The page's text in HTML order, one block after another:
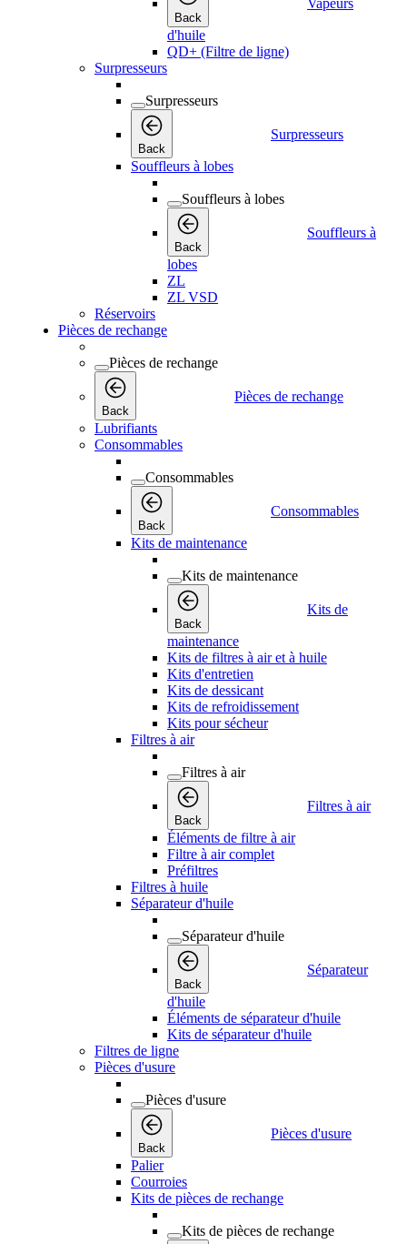
Back
Vapeurs
d'huile
QD+ (Filtre de ligne)
Surpresseurs
Surpresseurs
Back
Surpresseurs
Souffleurs à lobes
Souffleurs à lobes
Back
Souffleurs à
lobes
ZL
ZL VSD
Réservoirs
Pièces de rechange
Pièces de rechange
Back
Pièces de rechange
Lubrifiants
Consommables
Consommables
Back
Consommables
Kits de maintenance
Kits de maintenance
Back
Kits de
maintenance
Kits de filtres à air et à huile
Kits d'entretien
Kits de dessicant
Kits de refroidissement
Kits pour sécheur
Filtres à air
Filtres à air
Back
Filtres à air
Éléments de filtre à air
Filtre à air complet
Préfiltres
Filtres à huile
Séparateur d'huile
Séparateur d'huile
Back
Séparateur
d'huile
Éléments de séparateur d'huile
Kits de séparateur d'huile
Filtres de ligne
Pièces d'usure
Pièces d'usure
Back
Pièces d'usure
Palier
Courroies
Kits de pièces de rechange
Kits de pièces de rechange